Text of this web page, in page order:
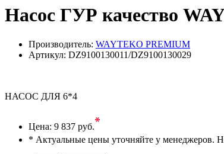
Насос ГУР качество
Производитель: WAYTEKO PREMIUM
Артикул: DZ9100130011/DZ9100130029
НАСОС ДЛЯ 6*4
Цена: 9 837 руб.*
* Актуальные цены уточняйте у менеджеров.